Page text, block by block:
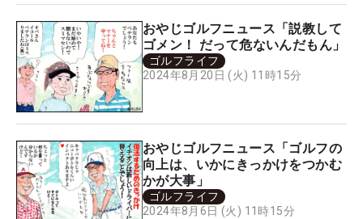
おやじゴルフニュース「説教して
ゴメン！ だって危ないんだもん」
ゴルフライフ
2024年8月20日 (火) 11時15分
おやじゴルフニュース「ゴルフの
向上は、いかにきっかけをつかむ
かが大事」
ゴルフライフ
2024年8月6日 (火) 11時15分